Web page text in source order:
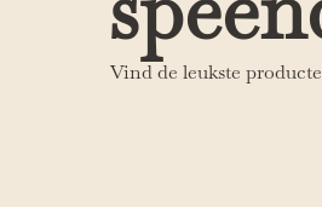
Vind de leukste